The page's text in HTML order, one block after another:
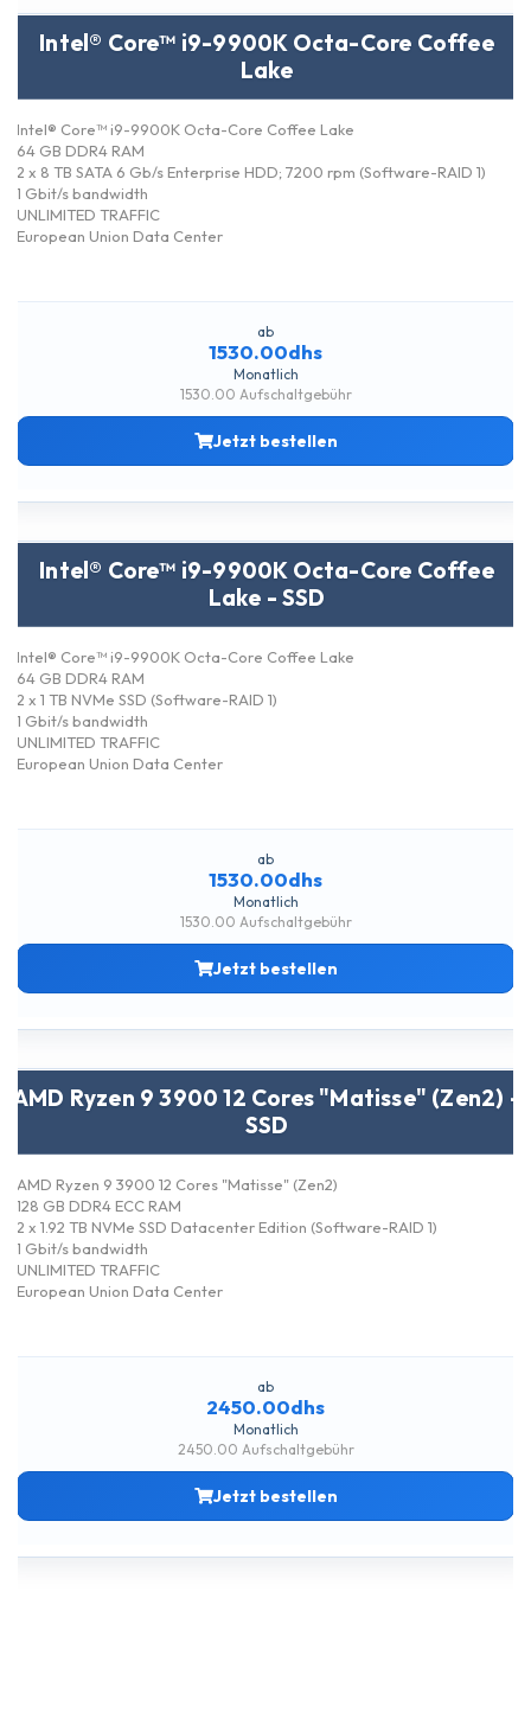
Intel® Core™ i9-9900K Octa-Core Coffee
Lake
Intel® Core™ i9-9900K Octa-Core Coffee Lake
64 GB DDR4 RAM
2 x 8 TB SATA 6 Gb/s Enterprise HDD; 7200 rpm (Software-RAID 1)
1 Gbit/s bandwidth
UNLIMITED TRAFFIC
European Union Data Center
ab
1530.00dhs
Monatlich
1530.00 Aufschaltgebühr
Jetzt bestellen
Intel® Core™ i9-9900K Octa-Core Coffee
Lake - SSD
Intel® Core™ i9-9900K Octa-Core Coffee Lake
64 GB DDR4 RAM
2 x 1 TB NVMe SSD (Software-RAID 1)
1 Gbit/s bandwidth
UNLIMITED TRAFFIC
European Union Data Center
ab
1530.00dhs
Monatlich
1530.00 Aufschaltgebühr
Jetzt bestellen
AMD Ryzen 9 3900 12 Cores "Matisse" (Zen2) -
SSD
AMD Ryzen 9 3900 12 Cores "Matisse" (Zen2)
128 GB DDR4 ECC RAM
2 x 1.92 TB NVMe SSD Datacenter Edition (Software-RAID 1)
1 Gbit/s bandwidth
UNLIMITED TRAFFIC
European Union Data Center
ab
2450.00dhs
Monatlich
2450.00 Aufschaltgebühr
Jetzt bestellen